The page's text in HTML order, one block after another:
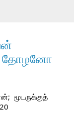
தோழனோ
மூடருக்குத்